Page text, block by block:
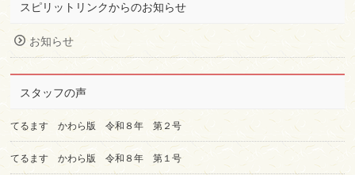
スピリットリンクからのお知らせ
お知らせ
スタッフの声
てるます かわら版 令和８年 第２号
てるます かわら版 令和８年 第１号